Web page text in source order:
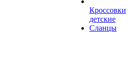
Кроссовки
детские
Сланцы